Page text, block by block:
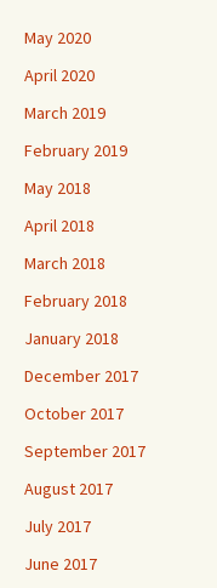
May 2020
April 2020
March 2019
February 2019
May 2018
April 2018
March 2018
February 2018
January 2018
December 2017
October 2017
September 2017
August 2017
July 2017
June 2017